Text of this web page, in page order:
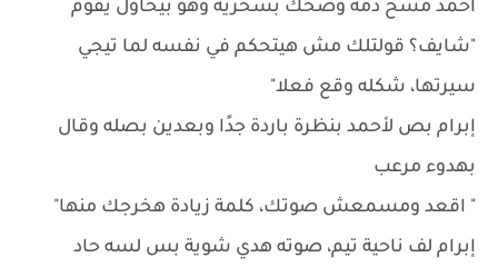
أحمد مسح دمه وضحك بسخرية وهو بيحاول يقوم
"شايف؟ قولتلك مش هيتحكم في نفسه لما تيجي
سيرتها، شكله وقع فعلا"
إبرام بص لأحمد بنظرة باردة جدًا وبعدين بصله وقال
بهدوء مرعب
" اقعد ومسمعش صوتك، كلمة زيادة هخرجك منها"
إبرام لف ناحية تيم، صوته هدي شوية بس لسه حاد